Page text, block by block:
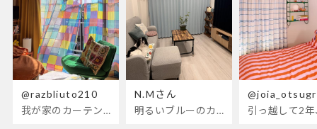
@razbliuto210
我が家のカーテンが新しくなりました🌼早起きが超絶苦手な私が、思わず朝カーテンを開けて光合成するようになったステンドグラスカーテン…！
N.Mさん
明るいブルーのカーテンで、部屋全体が明るく。白を基調とした部屋にぴったりです。